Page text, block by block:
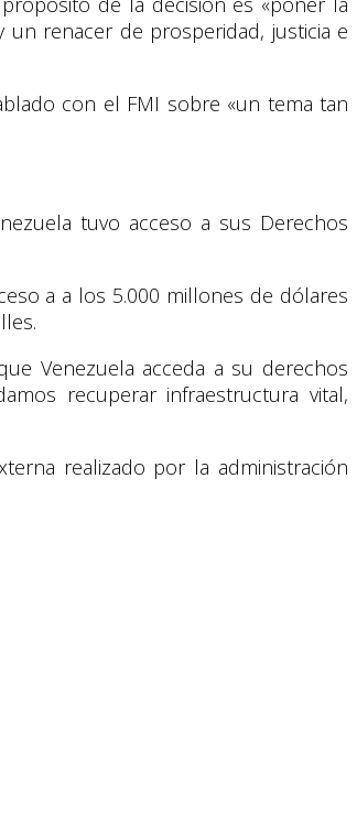
renacer de prosperidad, justicia e
con el FMI sobre «un tema tan
tuvo acceso a sus Derechos
a a los 5.000 millones de dólares
Venezuela acceda a su derechos
recuperar infraestructura vital,
realizado por la administración